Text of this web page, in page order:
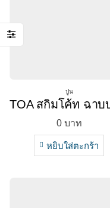
ปูน
0 บาท
หยิบใส่ตะกร้า